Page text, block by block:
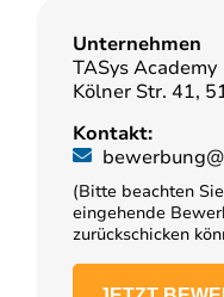
Unternehmen
TASys Academy
Kölner Str. 41,
Kontakt:
(Bitte beachten
eingehende
zurückschicken